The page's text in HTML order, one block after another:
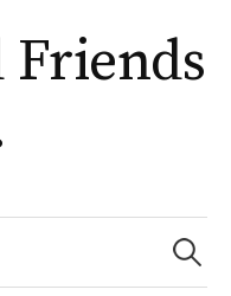
Suchen
nach: